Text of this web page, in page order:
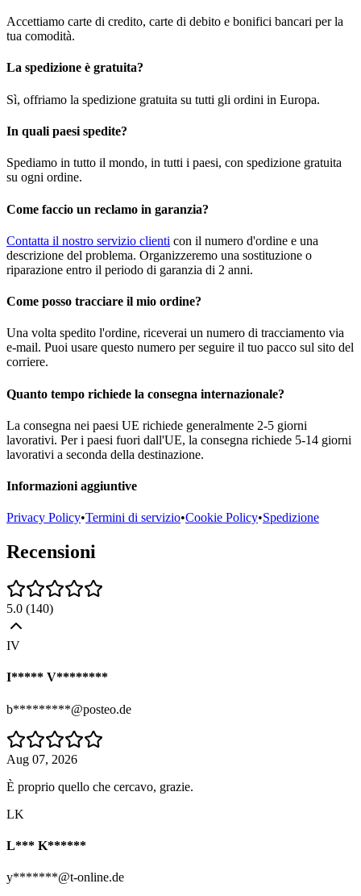
Accettiamo carte di credito, carte di debito e bonifici bancari per la
tua comodità.
La spedizione è gratuita?
Sì, offriamo la spedizione gratuita su tutti gli ordini in Europa.
In quali paesi spedite?
Spediamo in tutto il mondo, in tutti i paesi, con spedizione gratuita
su ogni ordine.
Come faccio un reclamo in garanzia?
Contatta il nostro servizio clienti con il numero d'ordine e una
descrizione del problema. Organizzeremo una sostituzione o
riparazione entro il periodo di garanzia di 2 anni.
Come posso tracciare il mio ordine?
Una volta spedito l'ordine, riceverai un numero di tracciamento via
e-mail. Puoi usare questo numero per seguire il tuo pacco sul sito del
corriere.
Quanto tempo richiede la consegna internazionale?
La consegna nei paesi UE richiede generalmente 2-5 giorni
lavorativi. Per i paesi fuori dall'UE, la consegna richiede 5-14 giorni
lavorativi a seconda della destinazione.
Informazioni aggiuntive
Privacy Policy•Termini di servizio•Cookie Policy•Spedizione
Recensioni
5.0 (140)
IV
I***** V********
b*********@posteo.de
Aug 07, 2026
È proprio quello che cercavo, grazie.
LK
L*** K******
y*******@t-online.de